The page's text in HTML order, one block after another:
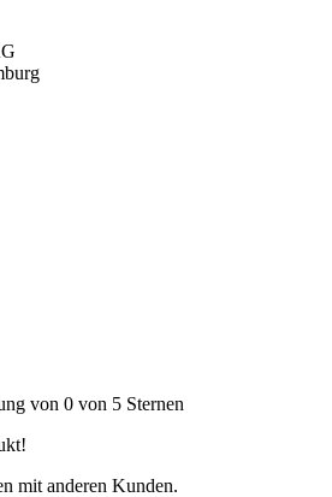
von 0 von 5 Sternen
mit anderen Kunden.